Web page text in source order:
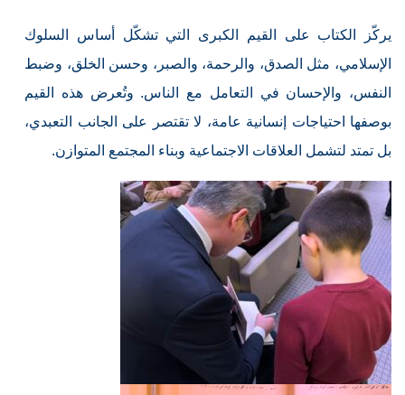
يركّز الكتاب على القيم الكبرى التي تشكّل أساس السلوك
الإسلامي، مثل الصدق، والرحمة، والصبر، وحسن الخلق، وضبط
النفس، والإحسان في التعامل مع الناس. وتُعرض هذه القيم
بوصفها احتياجات إنسانية عامة، لا تقتصر على الجانب التعبدي،
بل تمتد لتشمل العلاقات الاجتماعية وبناء المجتمع المتوازن.